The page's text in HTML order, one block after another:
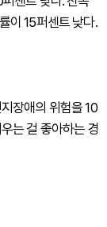
이 15퍼센트 낮다.
장애의 위험을 10
는 걸 좋아하는 경